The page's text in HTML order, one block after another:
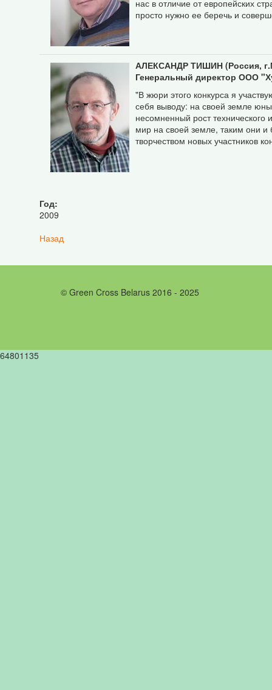
нас в отличие от европейских
просто нужно ее беречь и
АЛЕКСАНДР ТИШИН (Россия,
Генеральный директор ООО
"В жюри этого конкурса я
себя выводу: на своей земле
несомненный рост
мир на своей земле, таким они и
творчеством новых участников
Год:
2009
Назад
© Green Cross Belarus 2016 - 2025
64801135